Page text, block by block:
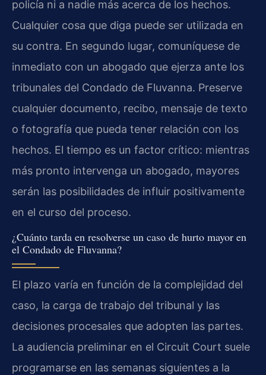
policía ni a nadie más acerca de los hechos.
Cualquier cosa que diga puede ser utilizada en
su contra. En segundo lugar, comuníquese de
inmediato con un abogado que ejerza ante los
tribunales del Condado de Fluvanna. Preserve
cualquier documento, recibo, mensaje de texto
o fotografía que pueda tener relación con los
hechos. El tiempo es un factor crítico: mientras
más pronto intervenga un abogado, mayores
serán las posibilidades de influir positivamente
en el curso del proceso.
¿Cuánto tarda en resolverse un caso de hurto mayor en
el Condado de Fluvanna?
El plazo varía en función de la complejidad del
caso, la carga de trabajo del tribunal y las
decisiones procesales que adopten las partes.
La audiencia preliminar en el Circuit Court suele
programarse en las semanas siguientes a la